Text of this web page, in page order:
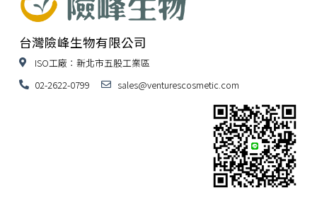
台灣險峰生物有限公司
ISO工廠：新北市五股工業區
02-2622-0799
sales@venturescosmetic.com